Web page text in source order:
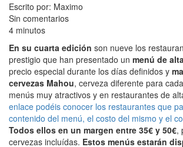
Escrito por: Maximo
Sin comentarios
4 minutos
En su cuarta edición son nueve los
prestigio que han presentado un menú de
precio especial durante los días definidos y
cervezas Mahou, cerveza diferente para
menús muy atractivos y en restaurantes de
enlace podéis conocer los restaurantes que
contenido del menú, el costo del mismo y el
Todos ellos en un margen entre 35€ y 50€,
cervezas incluídas. Estos menús estarán